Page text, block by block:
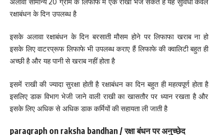
रक्षाबंधन के दिन उपलब्ध है
इसके अलावा रक्षाबंधन के दिन बरसाती मौसम होने पर लिफाफा खराब ना हो
इसके लिए वाटरप्रूफ लिफाफे भी उपलब्ध कराए हैं लिफाफे की क्वालिटी बहुत ही
अच्छी है और यह पानी से खराब नहीं होता है
इसमें राखी की ज्यादा सुरक्षा होती है रक्षाबंधन का दिन बहुत ही महत्वपूर्ण होता है
इसलिए डाक विभाग भेजी जाने वाली राखी का खासतौर पर ध्यान रखता है और
इसके लिए अधिक से अधिक डाक कर्मियों की सहायता ली जाती है
paragraph on raksha bandhan / रक्षा बंधन पर अनुच्छेद